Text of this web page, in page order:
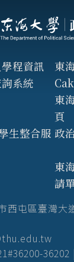
程資訊
東
系統
東
頁
生整合服 政
東
請
西屯區臺灣大
36202